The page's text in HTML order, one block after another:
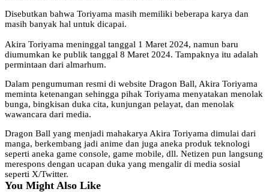
Disebutkan bahwa Toriyama masih memiliki beberapa karya dan
masih banyak hal untuk dicapai.
Akira Toriyama meninggal tanggal 1 Maret 2024, namun baru
diumumkan ke publik tanggal 8 Maret 2024. Tampaknya itu adalah
permintaan dari almarhum.
Dalam pengumuman resmi di website Dragon Ball, Akira Toriyama
meminta ketenangan sehingga pihak Toriyama menyatakan menolak
bunga, bingkisan duka cita, kunjungan pelayat, dan menolak
wawancara dari media.
Dragon Ball yang menjadi mahakarya Akira Toriyama dimulai dari
manga, berkembang jadi anime dan juga aneka produk teknologi
seperti aneka game console, game mobile, dll. Netizen pun langsung
merespons dengan ucapan duka yang mengalir di media sosial
seperti X/Twitter.
You Might Also Like